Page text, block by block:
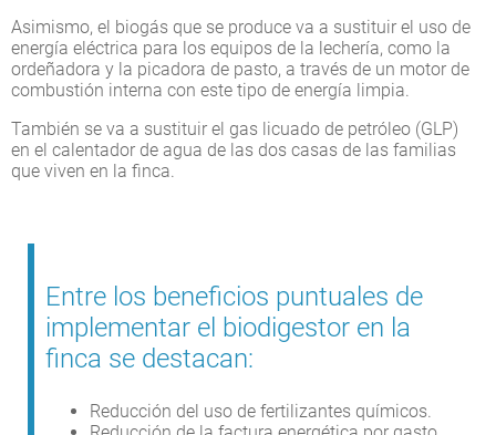
Asimismo, el biogás que se produce va a sustituir el uso de
energía eléctrica para los equipos de la lechería, como la
ordeñadora y la picadora de pasto, a través de un motor de
combustión interna con este tipo de energía limpia.
También se va a sustituir el gas licuado de petróleo (GLP)
en el calentador de agua de las dos casas de las familias
que viven en la finca.
Entre los beneficios puntuales de
implementar el biodigestor en la
finca se destacan:
Reducción del uso de fertilizantes químicos.